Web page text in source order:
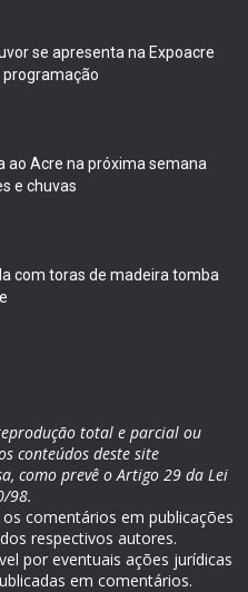
se apresenta na Expoacre
programação
ao Acre na próxima semana
e chuvas
com toras de madeira tomba
total e parcial ou
conteúdos deste site
como prevê o Artigo 29 da Lei
98.
comentários em publicações
respectivos autores.
por eventuais ações jurídicas
em comentários.